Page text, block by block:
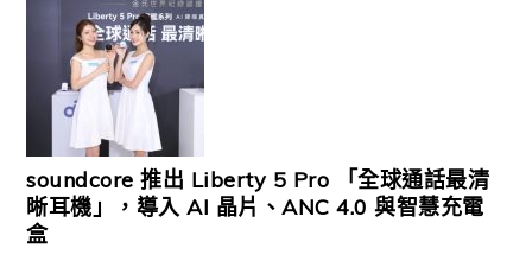
soundcore 推出 Liberty 5 Pro 「全球通話最清
晰耳機」，導入 AI 晶片、ANC 4.0 與智慧充電
盒